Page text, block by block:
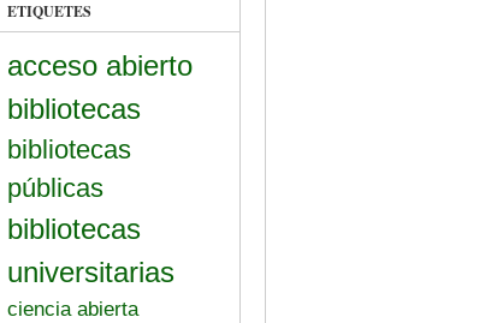
ETIQUETES
acceso abierto
bibliotecas
bibliotecas
públicas
bibliotecas
universitarias
ciencia abierta